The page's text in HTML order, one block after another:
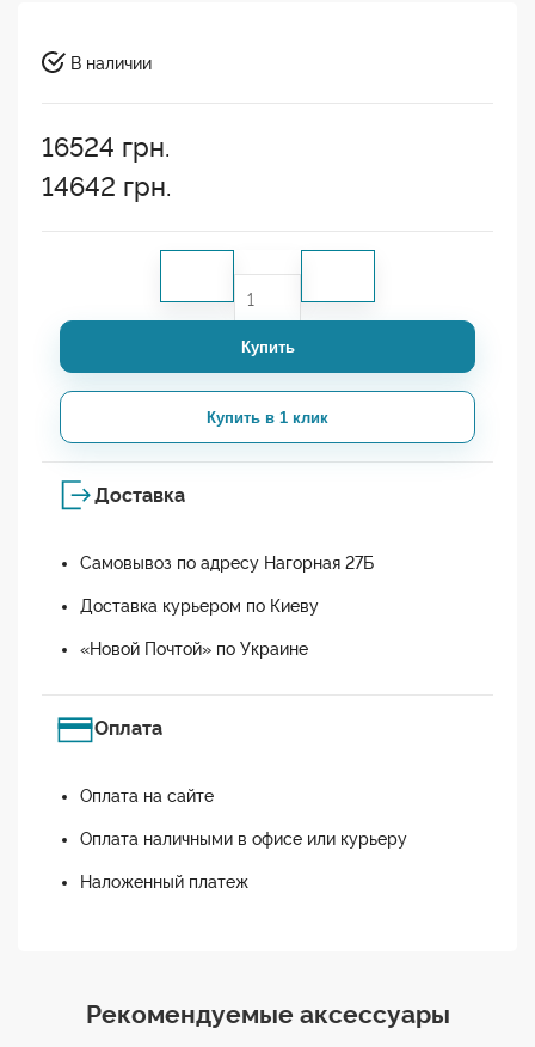
В наличии
16524 грн.
14642 грн.
Купить
Купить в 1 клик
Доставка
Самовывоз по адресу Нагорная 27Б
Доставка курьером по Киеву
«Новой Почтой» по Украине
Оплата
Оплата на сайте
Оплата наличными в офисе или курьеру
Наложенный платеж
Рекомендуемые аксессуары